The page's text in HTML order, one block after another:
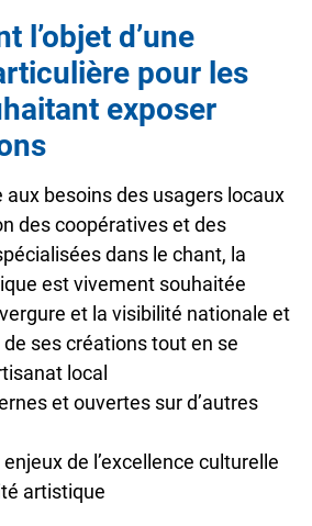
l’objet d’une
pour les
exposer
aux besoins des usagers locaux
des coopératives et des
dans le chant, la
est vivement souhaitée
et la visibilité nationale et
ses créations tout en se
local
et ouvertes sur d’autres
de l’excellence culturelle
artistique